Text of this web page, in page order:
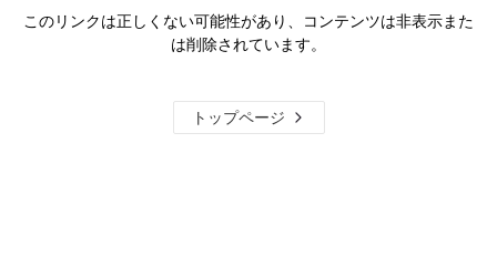
このリンクは正しくない可能性があり、コンテンツは非表示また
は削除されています。
トップページ